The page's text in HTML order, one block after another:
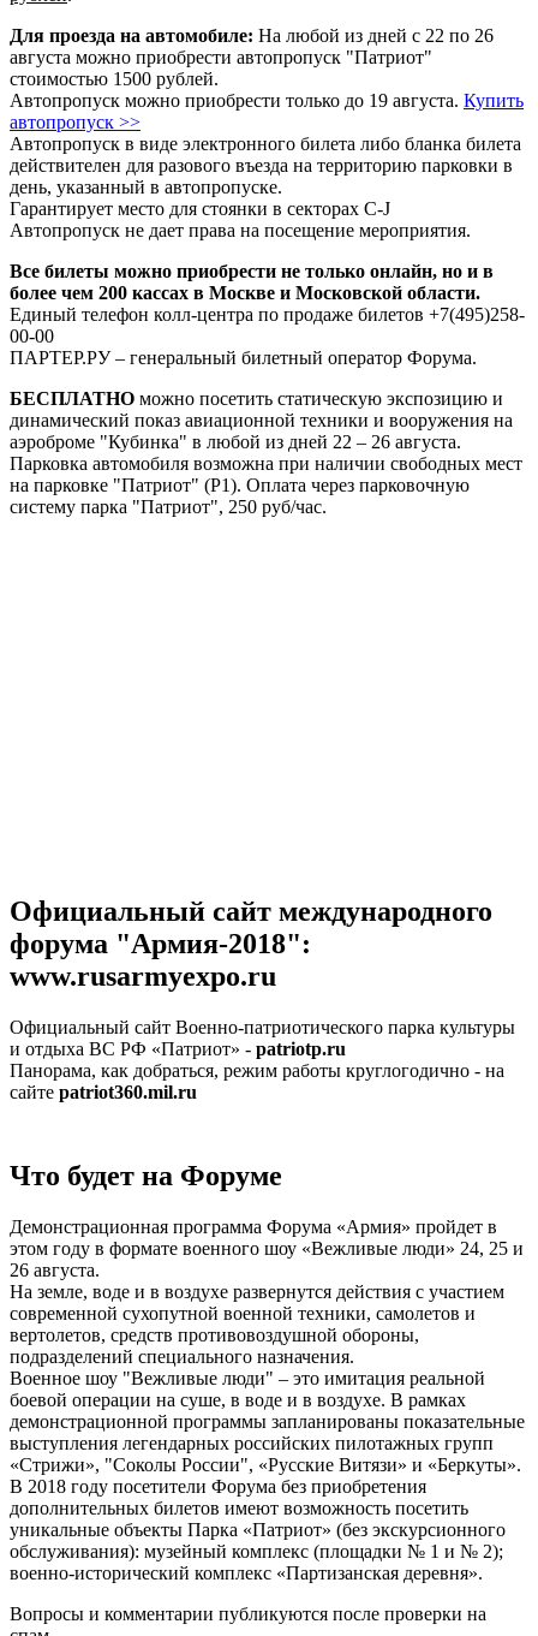
Для проезда на автомобиле: На любой из дней с 22 по 26
августа можно приобрести автопропуск "Патриот"
стоимостью 1500 рублей.
Автопропуск можно приобрести только до 19 августа. Купить
автопропуск >>
Автопропуск в виде электронного билета либо бланка билета
действителен для разового въезда на территорию парковки в
день, указанный в автопропуске.
Гарантирует место для стоянки в секторах C-J
Автопропуск не дает права на посещение мероприятия.
Все билеты можно приобрести не только онлайн, но и в
более чем 200 кассах в Москве и Московской области.
Единый телефон колл-центра по продаже билетов +7(495)258-
00-00
ПАРТЕР.РУ – генеральный билетный оператор Форума.
БЕСПЛАТНО можно посетить статическую экспозицию и
динамический показ авиационной техники и вооружения на
аэроброме "Кубинка" в любой из дней 22 – 26 августа.
Парковка автомобиля возможна при наличии свободных мест
на парковке "Патриот" (Р1). Оплата через парковочную
систему парка "Патриот", 250 руб/час.
Официальный сайт международного
форума "Армия-2018":
www.rusarmyexpo.ru
Официальный сайт Военно-патриотического парка культуры
и отдыха ВС РФ «Патриот» - patriotp.ru
Панорама, как добраться, режим работы круглогодично - на
сайте patriot360.mil.ru
Что будет на Форуме
Демонстрационная программа Форума «Армия» пройдет в
этом году в формате военного шоу «Вежливые люди» 24, 25 и
26 августа.
На земле, воде и в воздухе развернутся действия с участием
современной сухопутной военной техники, самолетов и
вертолетов, средств противовоздушной обороны,
подразделений специального назначения.
Военное шоу "Вежливые люди" – это имитация реальной
боевой операции на суше, в воде и в воздухе. В рамках
демонстрационной программы запланированы показательные
выступления легендарных российских пилотажных групп
«Стрижи», "Соколы России", «Русские Витязи» и «Беркуты».
В 2018 году посетители Форума без приобретения
дополнительных билетов имеют возможность посетить
уникальные объекты Парка «Патриот» (без экскурсионного
обслуживания): музейный комплекс (площадки № 1 и № 2);
военно-исторический комплекс «Партизанская деревня».
Вопросы и комментарии публикуются после проверки на